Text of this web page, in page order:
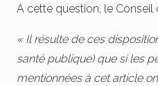
A cette question, le Conseil
« Il résulte de ces
santé publique) que si les
mentionnées à cet article